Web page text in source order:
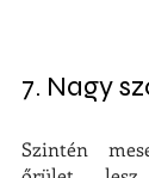
7. Nagy
Szintén